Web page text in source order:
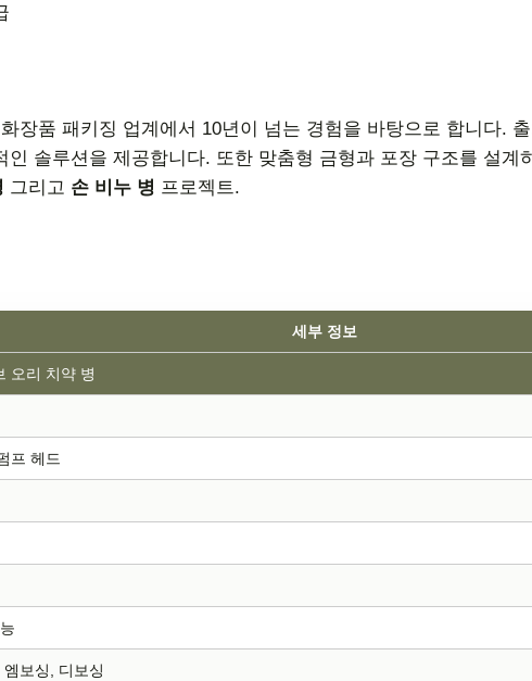
화장품 패키징 업계에서 10년이 넘는 경험을 바탕으로 합니다. 출
인 솔루션을 제공합니다. 또한 맞춤형 금형과 포장 구조를 설계
그리고 손 비누 병 프로젝트.
세부 정보
오리 치약 병
프 헤드
보싱, 디보싱